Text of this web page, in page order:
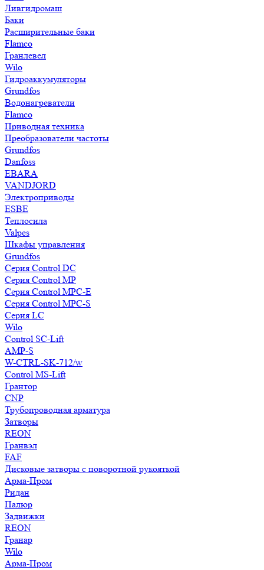
Ливгидромаш
Баки
Расширительные баки
Flamco
Гранлевел
Wilo
Гидроаккумуляторы
Grundfos
Водонагреватели
Flamco
Приводная техника
Преобразователи частоты
Grundfos
Danfoss
EBARA
VANDJORD
Электроприводы
ESBE
Теплосила
Valpes
Шкафы управления
Grundfos
Серия Control DC
Серия Control MP
Серия Control MPC-E
Серия Control MPC-S
Серия LC
Wilo
Control SC-Lift
AMP-S
W-CTRL-SK-712/w
Control MS-Lift
Грантор
CNP
Трубопроводная арматура
Затворы
REON
Гранвэл
FAF
Дисковые затворы с поворотной рукояткой
Арма-Пром
Ридан
Палюр
Задвижки
REON
Гранар
Wilo
Арма-Пром